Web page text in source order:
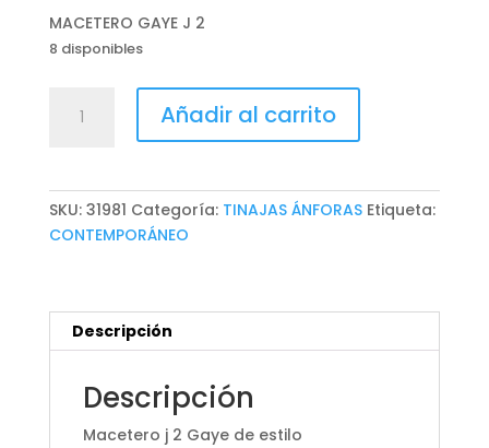
MACETERO GAYE J 2
8 disponibles
GAYE
cantidad
Añadir al carrito
SKU: 31981 Categoría: TINAJAS ÁNFORAS Etiqueta:
CONTEMPORÁNEO
Descripción
Descripción
Macetero j 2 Gaye de estilo